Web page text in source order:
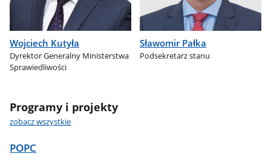
Wojciech Kutyła
Dyrektor Generalny Ministerstwa
Sprawiedliwości
Sławomir Pałka
Podsekretarz stanu
Programy i projekty
zobacz wszystkie
POPC